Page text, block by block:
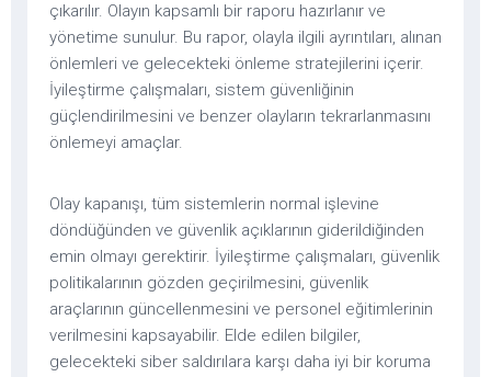
çıkarılır. Olayın kapsamlı bir raporu hazırlanır ve
yönetime sunulur. Bu rapor, olayla ilgili ayrıntıları, alınan
önlemleri ve gelecekteki önleme stratejilerini içerir.
İyileştirme çalışmaları, sistem güvenliğinin
güçlendirilmesini ve benzer olayların tekrarlanmasını
önlemeyi amaçlar.
Olay kapanışı, tüm sistemlerin normal işlevine
döndüğünden ve güvenlik açıklarının giderildiğinden
emin olmayı gerektirir. İyileştirme çalışmaları, güvenlik
politikalarının gözden geçirilmesini, güvenlik
araçlarının güncellenmesini ve personel eğitimlerinin
verilmesini kapsayabilir. Elde edilen bilgiler,
gelecekteki siber saldırılara karşı daha iyi bir koruma